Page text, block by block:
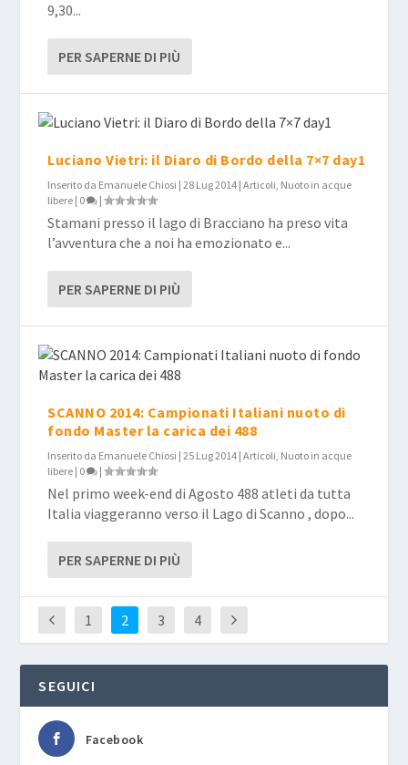
9,30...
PER SAPERNE DI PIÙ
Luciano Vietri: il Diaro di Bordo della 7×7 day1
Inserito da Emanuele Chiosi |28 Lug 2014 |Articoli, Nuoto in acque
libere | 0 |
Stamani presso il lago di Bracciano ha preso vita
l’avventura che a noi ha emozionato e...
PER SAPERNE DI PIÙ
SCANNO 2014: Campionati Italiani nuoto di
fondo Master la carica dei 488
Inserito da Emanuele Chiosi |25 Lug 2014 |Articoli, Nuoto in acque
libere | 0 |
Nel primo week-end di Agosto 488 atleti da tutta
Italia viaggeranno verso il Lago di Scanno , dopo...
PER SAPERNE DI PIÙ
1 2 3 4
SEGUICI
Facebook